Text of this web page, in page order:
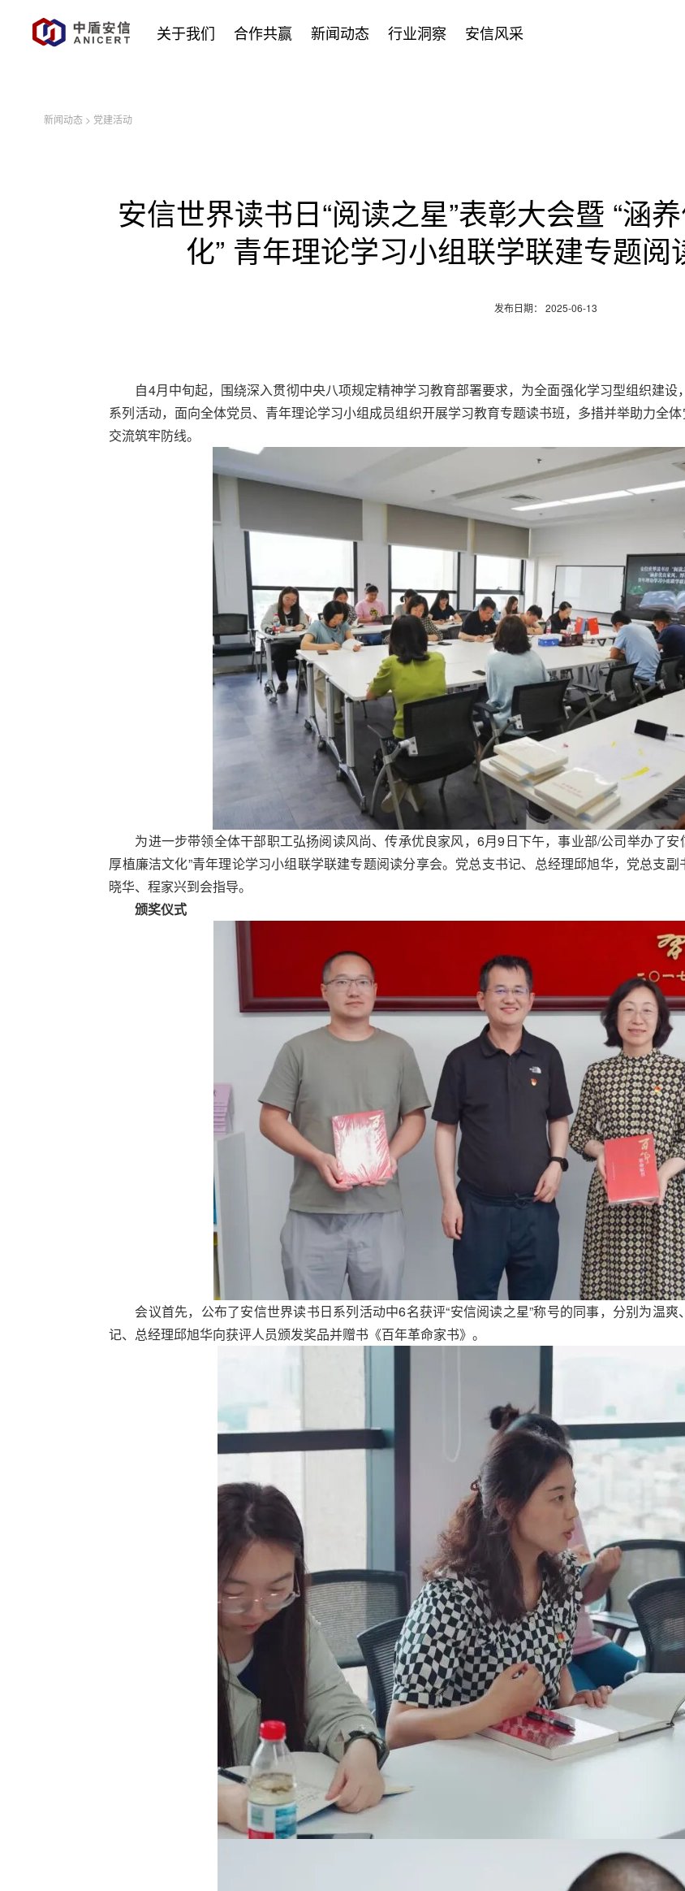
关于我们 合作共赢 新闻动态 行业洞察 安信风采
新闻动态> 党建活动
安信世界读书日“阅读之星”表彰大会暨 “涵
化” 青年理论学习小组联学联建专题
发布日期： 2025-06-13
自4月中旬起，围绕深入贯彻中央八项规定精神学习教育部署要求，为全面强化学习型组织建
系列活动，面向全体党员、青年理论学习小组成员组织开展学习教育专题读书班，多措并举助力全
交流筑牢防线。
为进一步带领全体干部职工弘扬阅读风尚、传承优良家风，6月9日下午，事业部/公司举办了安
厚植廉洁文化”青年理论学习小组联学联建专题阅读分享会。党总支书记、总经理邱旭华，党总支
晓华、程家兴到会指导。
颁奖仪式
会议首先，公布了安信世界读书日系列活动中6名获评“安信阅读之星”称号的同事，分别为温
记、总经理邱旭华向获评人员颁发奖品并赠书《百年革命家书》。